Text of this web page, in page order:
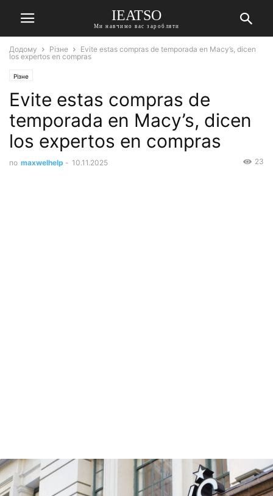
IEATSO
Ми навчимо вас заробляти
Додому Різне
Evite estas compras de temporada en Macy’s, dicen
los expertos en compras
Різне
Evite estas compras de
temporada en Macy’s, dicen
los expertos en compras
по maxwelhelp - 10.11.2025 23